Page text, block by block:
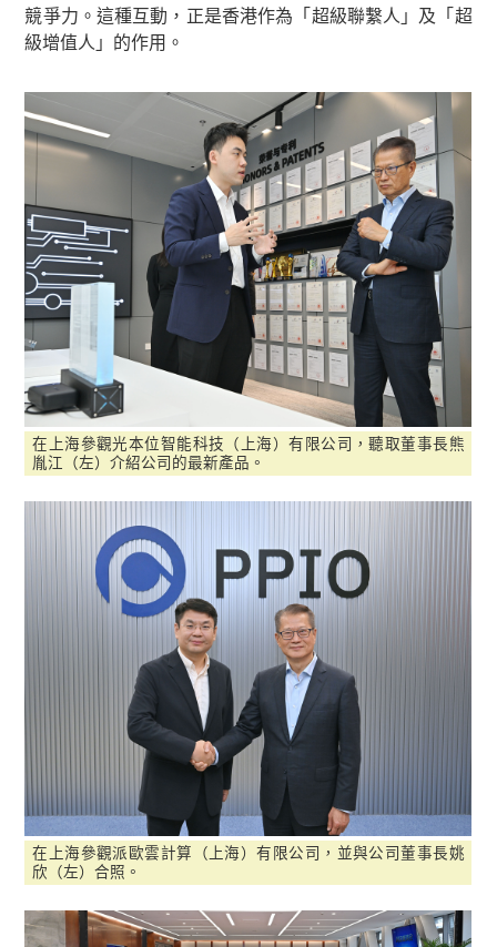
競爭力。這種互動，正是香港作為「超級聯繫人」及「超
級增值人」的作用。
在上海參觀光本位智能科技（上海）有限公司，聽取董事長熊
胤江（左）介紹公司的最新產品。
在上海參觀派歐雲計算（上海）有限公司，並與公司董事長姚
欣（左）合照。